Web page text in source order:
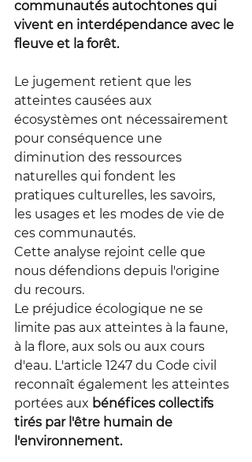
communautés autochtones qui
vivent en interdépendance avec le
fleuve et la forêt.
Le jugement retient que les
atteintes causées aux
écosystèmes ont nécessairement
pour conséquence une
diminution des ressources
naturelles qui fondent les
pratiques culturelles, les savoirs,
les usages et les modes de vie de
ces communautés.
Cette analyse rejoint celle que
nous défendions depuis l'origine
du recours.
Le préjudice écologique ne se
limite pas aux atteintes à la faune,
à la flore, aux sols ou aux cours
d'eau. L'article 1247 du Code civil
reconnaît également les atteintes
portées aux bénéfices collectifs
tirés par l'être humain de
l'environnement.